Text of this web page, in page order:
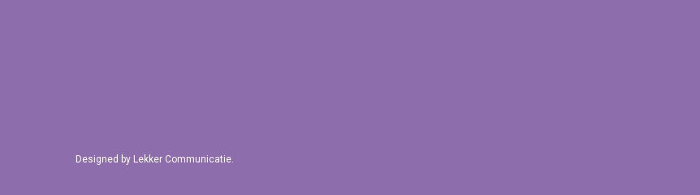
Designed by Lekker Communicatie.